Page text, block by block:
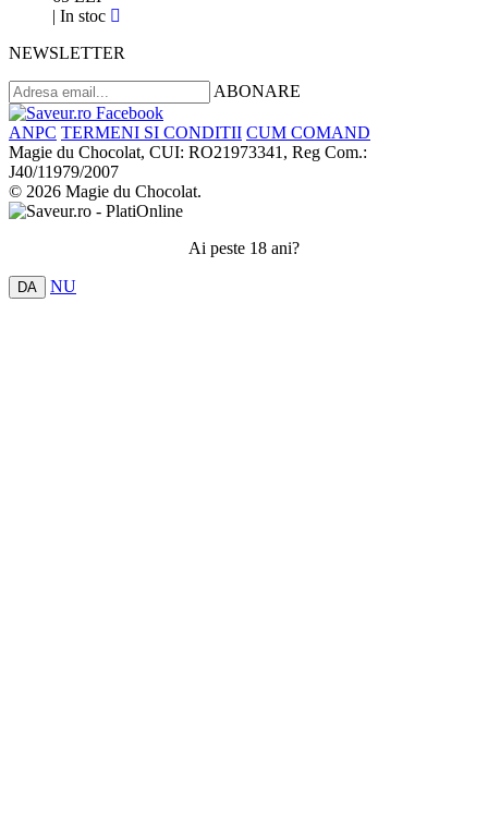
| In stoc
NEWSLETTER
ABONARE
ANPC TERMENI SI CONDITII CUM COMAND
Magie du Chocolat, CUI: RO21973341, Reg Com.:
J40/11979/2007
© 2026 Magie du Chocolat.
Ai peste 18 ani?
DA NU